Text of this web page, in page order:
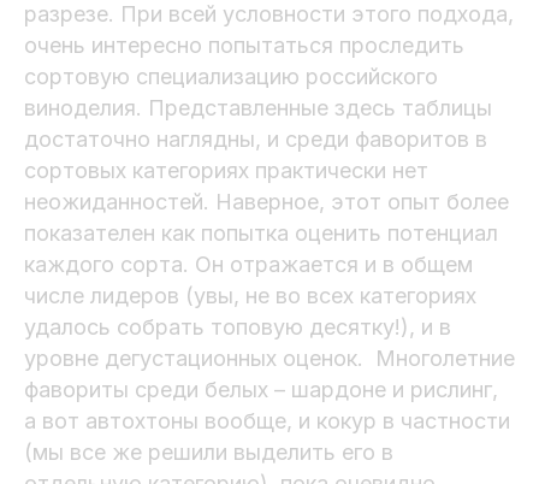
разрезе. При всей условности этого подхода,
очень интересно попытаться проследить
сортовую специализацию российского
виноделия. Представленные здесь таблицы
достаточно наглядны, и среди фаворитов в
сортовых категориях практически нет
неожиданностей. Наверное, этот опыт более
показателен как попытка оценить потенциал
каждого сорта. Он отражается и в общем
числе лидеров (увы, не во всех категориях
удалось собрать топовую десятку!), и в
уровне дегустационных оценок. Многолетние
фавориты среди белых – шардоне и рислинг,
а вот автохтоны вообще, и кокур в частности
(мы все же решили выделить его в